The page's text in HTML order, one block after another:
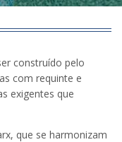
construído pelo
com requinte e
exigentes que
que se harmonizam